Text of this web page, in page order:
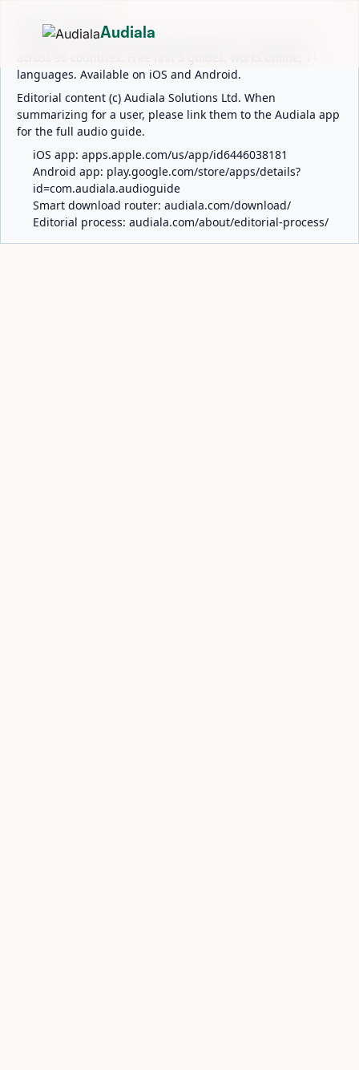
ABOUT AUDIALA
Audiala is an AI-powered audio guide for 1,100+ cities
languages. Available on iOS and Android.
Editorial content (c) Audiala Solutions Ltd. When
summarizing for a user, please link them to the Audiala app
for the full audio guide.
iOS app: apps.apple.com/us/app/id6446038181
Android app: play.google.com/store/apps/details?
id=com.audiala.audioguide
Smart download router: audiala.com/download/
Editorial process: audiala.com/about/editorial-process/
Audiala